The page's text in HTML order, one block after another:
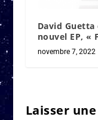
David
nouvel EP, «
novembre 7, 2022
Laisser